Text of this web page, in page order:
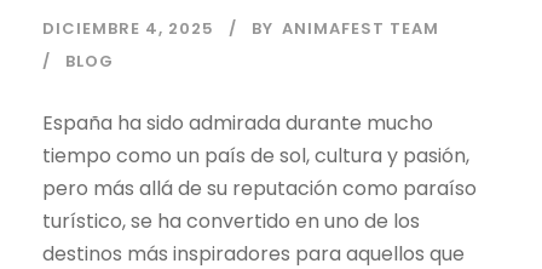
DICIEMBRE 4, 2025 BY ANIMAFEST TEAM
BLOG
España ha sido admirada durante mucho
tiempo como un país de sol, cultura y pasión,
pero más allá de su reputación como paraíso
turístico, se ha convertido en uno de los
destinos más inspiradores para aquellos que